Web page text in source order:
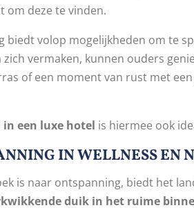
om deze te vinden.
biedt volop mogelijkheden om te
vermaken, kunnen ouders
of een moment van rust met
in een luxe hotel is hiermee ook
IN WELLNESS EN
is naar ontspanning, biedt het
duik in het ruime